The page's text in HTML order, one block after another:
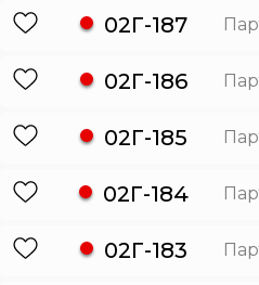
02Г-187
02Г-186
02Г-185
02Г-184
02Г-183